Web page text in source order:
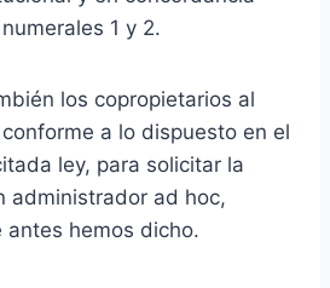
1 y 2.
los copropietarios al
a lo dispuesto en el
ley, para solicitar la
administrador ad hoc,
antes hemos dicho.